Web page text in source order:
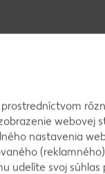
spolu s
postupne po
webovej
nastavenia
udelíte svoj